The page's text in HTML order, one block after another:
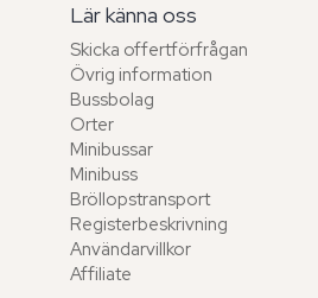
Lär känna oss
Skicka offertförfrågan
Övrig information
Bussbolag
Orter
Minibussar
Minibuss
Bröllopstransport
Registerbeskrivning
Användarvillkor
Affiliate